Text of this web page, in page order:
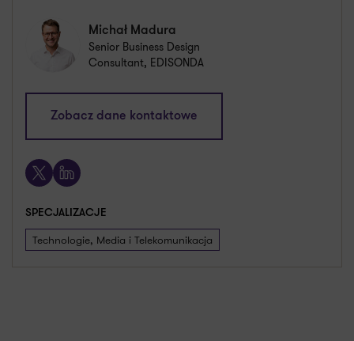
Michał Madura
Senior Business Design
Consultant, EDISONDA
Zobacz dane kontaktowe
X LinkedIn
SPECJALIZACJE
Technologie, Media i Telekomunikacja